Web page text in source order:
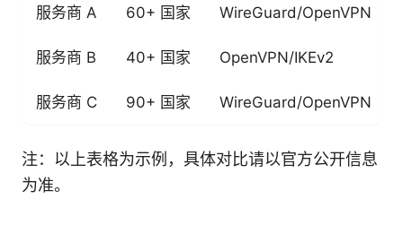
服务商 A 60+ 国家 WireGuard/OpenVPN
服务商 B 40+ 国家 OpenVPN/IKEv2
服务商 C 90+ 国家 WireGuard/OpenVPN
注：以上表格为示例，具体对比请以官方公开信息
为准。